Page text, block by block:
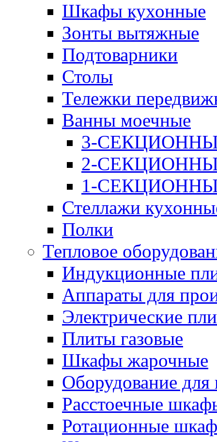
Шкафы кухонные
Зонты вытяжные
Подтоварники
Столы
Тележки
Ванны моечные
3-
2-
1-
Стеллажи
Полки
Тепловое
Индукционные
Аппараты для
Электрические
Плиты газовые
Шкафы жарочные
Оборудование
Расстоечные
Ротационные